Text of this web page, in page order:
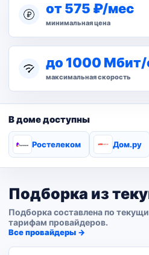
от 575 ₽/мес
минимальная цена
до 1000 Мбит/
максимальная скорость
В доме доступны
Ростелеком Дом.ру
Подборка из
Подборка составлена по
тарифам провайдеров.
Все провайдеры →